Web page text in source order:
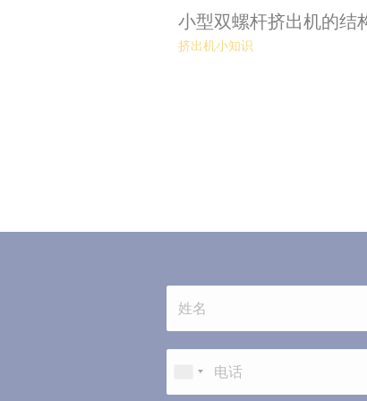
小型双螺杆挤出机的结
挤出机小知识